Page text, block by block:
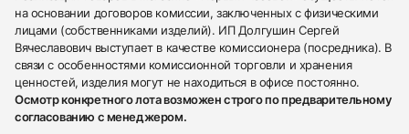
на основании договоров комиссии, заключенных с физическими
лицами (собственниками изделий). ИП Долгушин Сергей
Вячеславович выступает в качестве комиссионера (посредника). В
связи с особенностями комиссионной торговли и хранения
ценностей, изделия могут не находиться в офисе постоянно.
Осмотр конкретного лота возможен строго по предварительному
согласованию с менеджером.